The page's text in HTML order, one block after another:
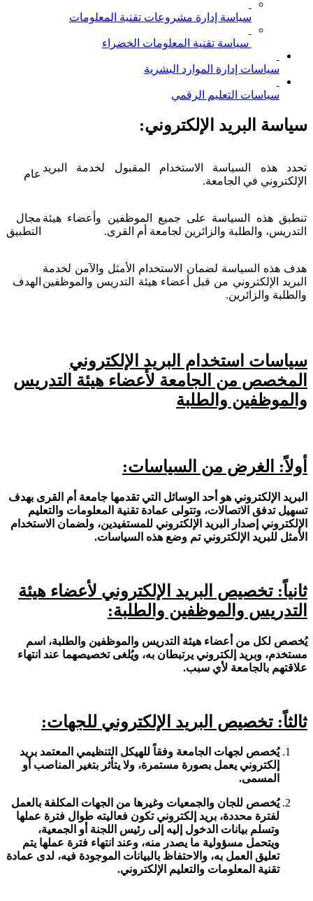
سياسة إدارة مشروعات تقنية المعلومات
سياسة تقنية المعلومات الخضراء
سياسات إدارة الموارد البشرية
سياسات التعليم الرقمي
سياسة البريد الإلكتروني:
تحدد هذه السياسة الاستخدام المقبول لخدمة البريد
الإلكتروني في الجامعة.
عام
تنطبق هذه السياسة على جميع الموظفين وأعضاء هيئة
التدريس، والطلبة والزائرين لجامعة أم القرى.
مجال
التطبيق
هدف هذه السياسة لضمان الاستخدام الأمثل والآمن لخدمة
البريد الإلكتروني من قبل أعضاء هيئة التدريس والموظفين
والطلبة والزائرين.
الهدف
سياسات استخدام البريد الإلكتروني
المخصص من الجامعة لأعضاء هيئة التدريس
والموظفين والطلبة
أولاً: الغرض من السياسات:
البريد الإلكتروني هو أحد الوسائل التي تقدمها جامعة أم القرى بهدف
تسهيل تدفق الاتصالات، وتتولى عمادة تقنية المعلومات والتعليم
الإلكتروني إصدار البريد الإلكتروني للمستفيدين، ولضمان الاستخدام
الأمثل للبريد الإلكتروني تم وضع هذه السياسات.
ثانياً: تخصيص البريد الإلكتروني لأعضاء هيئة
التدريس والموظفين والطلبة:
يُخصص لكل من أعضاء هيئة التدريس والموظفين والطلبة، اسم
مستخدم، وبريد إلكتروني يرتبطان به، ويُلغى تخصيصهما عند انتهاء
علاقتهم بالجامعة لأي سبب.
ثالثاً: تخصيص البريد الإلكتروني للجهات:
يُخصص لجهات الجامعة وفقاً للهيكل التنظيمي المعتمد بريد
إلكتروني يعمل بصورة مستمرة، ولا يتأثر بتغير المناصب أو
المسمى.
يُخصص للجان والجمعيات وغيرها من الجهات المكلفة بالعمل
لفترة محددة، بريد إلكتروني تكون فعاليته طوال فترة عملها
وتسلم بيانات الدخول إليه إلى رئيس اللجنة أو الجمعية،
ويتحمل مسؤولية ما يصدر منه، وعند انتهاء فترة عملها يتم
تعليق العمل به، والاحتفاظ بالبيانات الموجودة فيه، لدى عمادة
تقنية المعلومات والتعليم الإلكتروني.